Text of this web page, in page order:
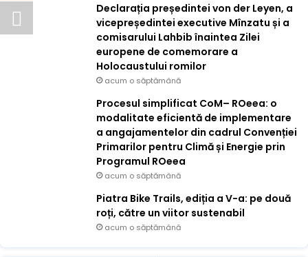
Declarația președintei von der Leyen, a
vicepreședintei executive Mînzatu și a
comisarului Lahbib înaintea Zilei
europene de comemorare a
Holocaustului romilor
acum o săptămână
Procesul simplificat CoM– ROeea: o
modalitate eficientă de implementare
a angajamentelor din cadrul Convenției
Primarilor pentru Climă și Energie prin
Programul ROeea
acum o săptămână
Piatra Bike Trails, ediția a V-a: pe două
roți, către un viitor sustenabil
acum o săptămână